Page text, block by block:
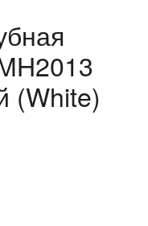
(White)